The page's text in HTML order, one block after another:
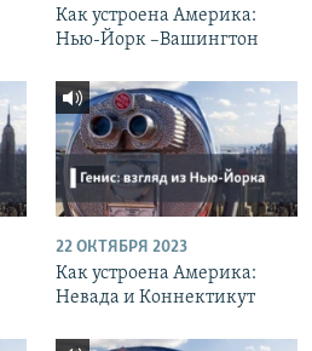
Как устроена Америка:
Нью-Йорк –Вашингтон
22 ОКТЯБРЯ 2023
Как устроена Америка:
Невада и Коннектикут